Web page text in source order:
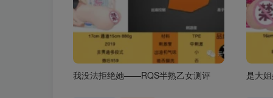
我没法拒绝她——RQS半熟乙女测评 是大